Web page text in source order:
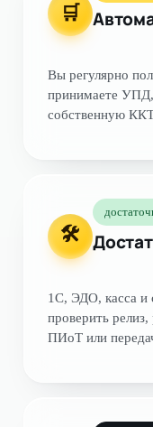
🛒
Вы регулярно
принимаете УПД,
собственную
🛠
1С, ЭДО, касса и
проверить
ПИоТ или